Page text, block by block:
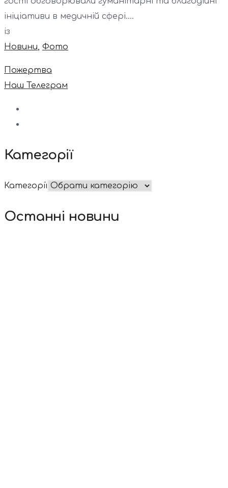
ініціативи в медичній сфері....
із
Новини Фото
Пожертва
Наш Телеграм
Категорії
Категорії
Останні новини